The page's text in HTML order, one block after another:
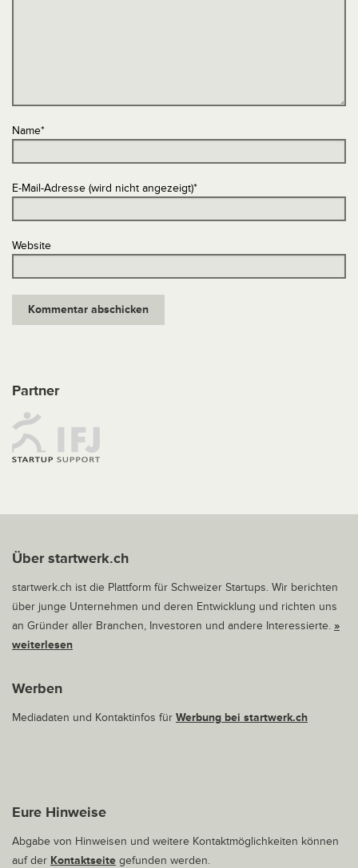
Name*
E-Mail-Adresse (wird nicht angezeigt)*
Website
Partner
Über startwerk.ch
startwerk.ch ist die Plattform für Schweizer Startups. Wir berichten
über junge Unternehmen und deren Entwicklung und richten uns
an Gründer aller Branchen, Investoren und andere Interessierte. »
weiterlesen
Werben
Mediadaten und Kontaktinfos für Werbung bei startwerk.ch
Eure Hinweise
Abgabe von Hinweisen und weitere Kontaktmöglichkeiten können
auf der Kontaktseite gefunden werden.